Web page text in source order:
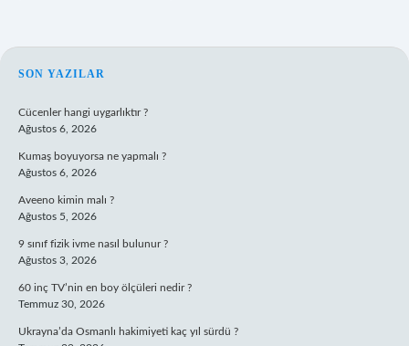
SIDEBAR
SON YAZILAR
Cücenler hangi uygarlıktır ?
Ağustos 6, 2026
Kumaş boyuyorsa ne yapmalı ?
Ağustos 6, 2026
Aveeno kimin malı ?
Ağustos 5, 2026
9 sınıf fizik ivme nasıl bulunur ?
Ağustos 3, 2026
60 inç TV’nin en boy ölçüleri nedir ?
Temmuz 30, 2026
Ukrayna’da Osmanlı hakimiyeti kaç yıl sürdü ?